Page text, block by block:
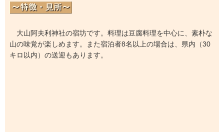
大山阿夫利神社の宿坊です。料理は豆腐料理を中心に、素朴な
山の味覚が楽しめます。また宿泊者8名以上の場合は、県内（30
キロ以内）の送迎もあります。